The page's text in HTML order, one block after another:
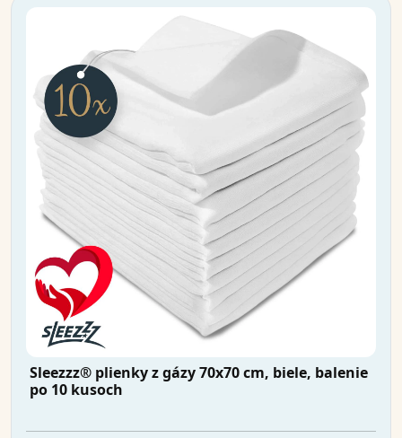
Sleezzz® plienky z gázy 70x70 cm, biele, balenie
po 10 kusoch